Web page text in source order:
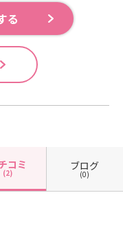
る
コミ
(2)
ブログ
(0)